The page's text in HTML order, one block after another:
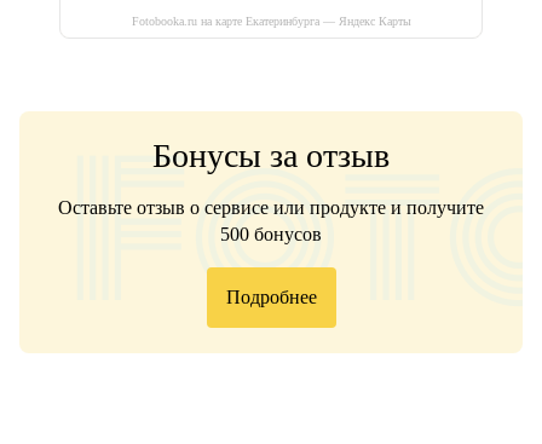
Fotobooka.ru на карте Екатеринбурга — Яндекс Карты
Бонусы за отзыв
Оставьте отзыв о сервисе или продукте и получите
500 бонусов
Подробнее